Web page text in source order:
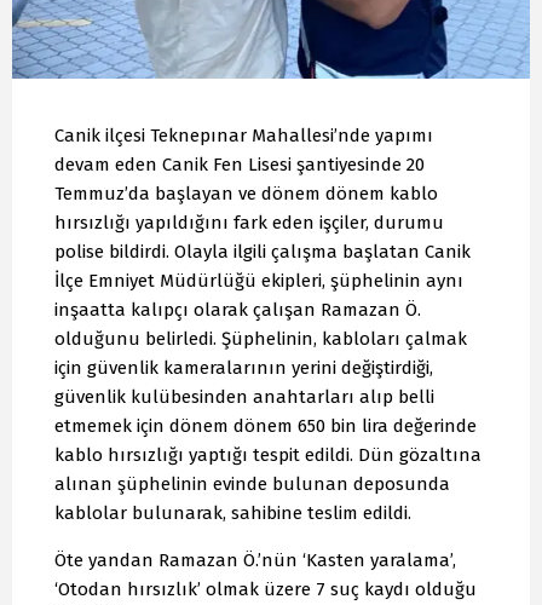
Canik ilçesi Teknepınar Mahallesi’nde yapımı
devam eden Canik Fen Lisesi şantiyesinde 20
Temmuz’da başlayan ve dönem dönem kablo
hırsızlığı yapıldığını fark eden işçiler, durumu
polise bildirdi. Olayla ilgili çalışma başlatan Canik
İlçe Emniyet Müdürlüğü ekipleri, şüphelinin aynı
inşaatta kalıpçı olarak çalışan Ramazan Ö.
olduğunu belirledi. Şüphelinin, kabloları çalmak
için güvenlik kameralarının yerini değiştirdiği,
güvenlik kulübesinden anahtarları alıp belli
etmemek için dönem dönem 650 bin lira değerinde
kablo hırsızlığı yaptığı tespit edildi. Dün gözaltına
alınan şüphelinin evinde bulunan deposunda
kablolar bulunarak, sahibine teslim edildi.
Öte yandan Ramazan Ö.’nün ‘Kasten yaralama’,
‘Otodan hırsızlık’ olmak üzere 7 suç kaydı olduğu